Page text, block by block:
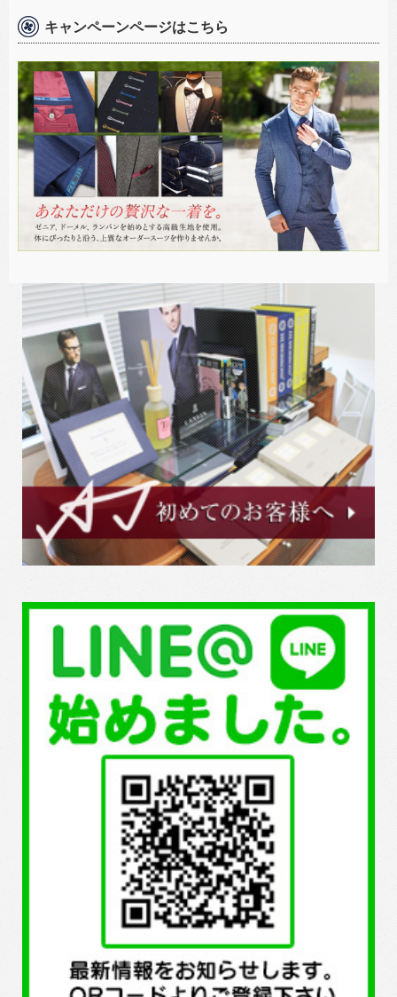
キャンペーンページはこちら